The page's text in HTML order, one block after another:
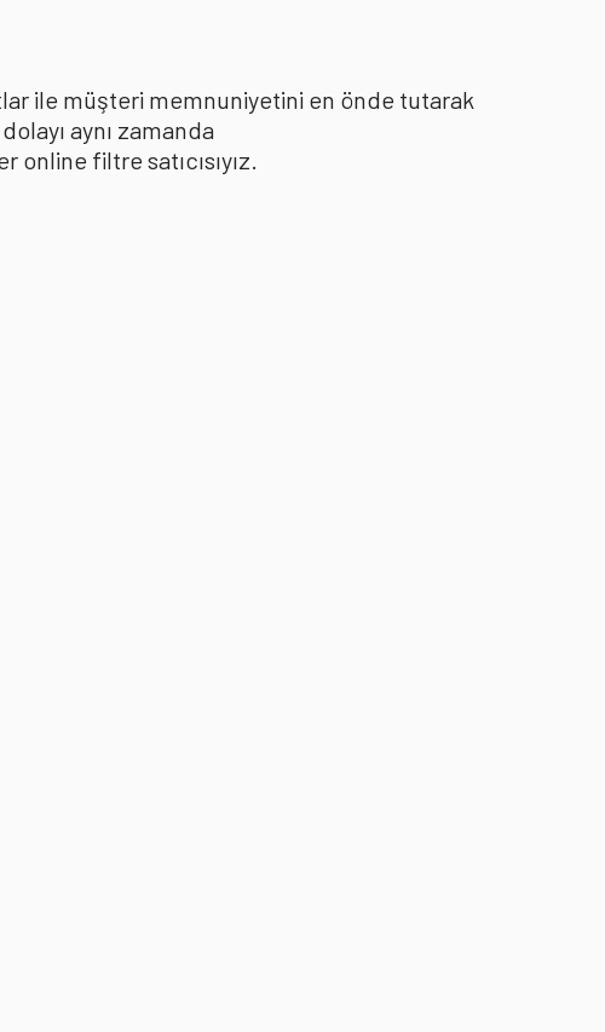
ile müşteri memnuniyetini en önde tutarak
aynı zamanda
filtre satıcısıyız.